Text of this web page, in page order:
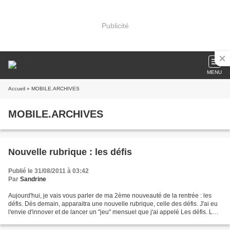
Publicité
MENU
Accueil » MOBILE.ARCHIVES
MOBILE.ARCHIVES
Nouvelle rubrique : les défis
Publié le 31/08/2011 à 03:42
Par Sandrine
Aujourd'hui, je vais vous parler de ma 2ème nouveauté de la rentrée : les
défis. Dès demain, apparaitra une nouvelle rubrique, celle des défis. J'ai eu
l'envie d'innover et de lancer un "jeu" mensuel que j'ai appelé Les défis. Le